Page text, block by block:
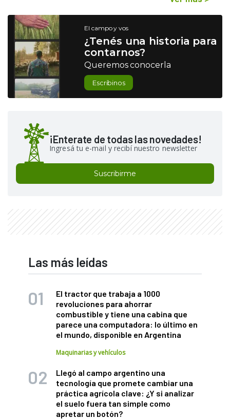
El campo y vos
¿Tenés una historia para
contarnos?
Queremos conocerla
Escribinos
¡Enterate de todas las novedades!
Ingresá tu e-mail y recibí nuestro newsletter
Suscribirme
Las más leídas
El tractor que trabaja a 1000
revoluciones para ahorrar
combustible y tiene una cabina que
parece una computadora: lo último en
el mundo, disponible en Argentina
Maquinarias y vehículos
Llegó al campo argentino una
tecnología que promete cambiar una
práctica agrícola clave: ¿Y si analizar
el suelo fuera tan simple como
apretar un botón?